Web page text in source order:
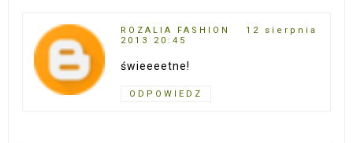
ROZALIA FASHION
12 sierpnia
2013 20:45
świeeeetne!
ODPOWIEDZ